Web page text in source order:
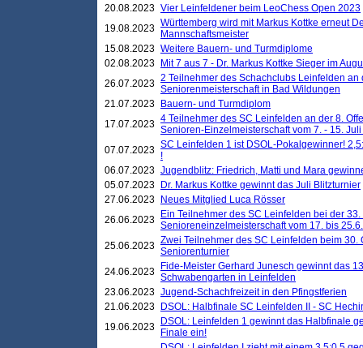
20.08.2023 Vier Leinfeldener beim LeoChess Open 2023
19.08.2023 Württemberg wird mit Markus Kottke erneut
Mannschaftsmeister
15.08.2023 Weitere Bauern- und Turmdiplome
02.08.2023
Mit 7 aus 7 - Dr. Markus Kottke Sieger im
26.07.2023 2 Teilnehmer des Schachclubs Leinfelden an
Seniorenmeisterschaft in Bad Wildungen
21.07.2023
Bauern- und Turmdiplom
17.07.2023 4 Teilnehmer des SC Leinfelden an der 8.
Senioren-Einzelmeisterschaft vom 7. - 15.
07.07.2023 SC Leinfelden 1 ist DSOL-Pokalgewinner!
!
06.07.2023 Jugendblitz: Friedrich, Matti und Mara
05.07.2023
Dr. Markus Kottke gewinnt das Juli Blitzturnier
27.06.2023
Neues Mitglied Luca Rösser
26.06.2023
Ein Teilnehmer des SC Leinfelden bei der
Senioreneinzelmeisterschaft vom 17. bis
25.06.2023 Zwei Teilnehmer des SC Leinfelden beim
Seniorenturnier
24.06.2023
Fide-Meister Gerhard Junesch gewinnt das
Schwabengarten in Leinfelden
23.06.2023 Jugend-Schachfreizeit in den Pfingstferien
21.06.2023
DSOL: Halbfinale SC Leinfelden II - SC
19.06.2023
DSOL: Leinfelden 1 gewinnt das Halbfinale
Finale ein!